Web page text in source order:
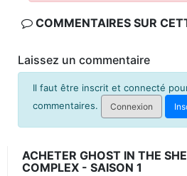
COMMENTAIRES SUR
Laissez un commentaire
Il faut être inscrit et connecté
commentaires.
Connexion
ACHETER GHOST IN THE
COMPLEX - SAISON 1